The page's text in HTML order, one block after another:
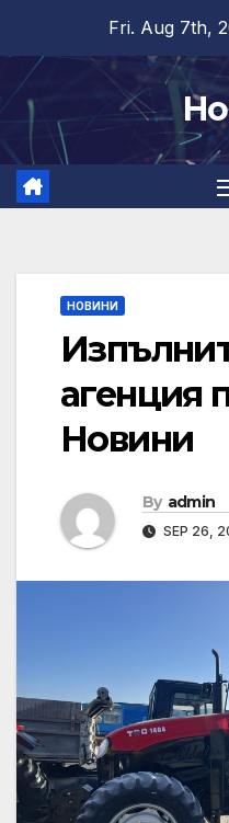
content
Fri. Aug 7th,
НОВИНИ
агенция
Новини
By admin
SEP 26,